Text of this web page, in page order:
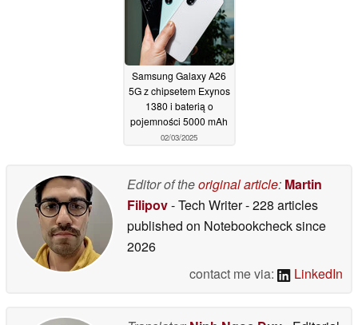
Samsung Galaxy A26
5G z chipsetem Exynos
1380 i baterią o
pojemności 5000 mAh
02/03/2025
Editor of theoriginal article: Martin
Filipov- Tech Writer- 228 articles
published on Notebookchecksince
2026
contact me via:
LinkedIn